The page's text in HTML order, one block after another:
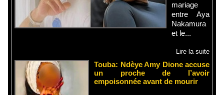
mariage
entre Aya
Nakamura
et le...
Lire la suite
Touba: Ndèye Amy Dione accuse
un proche de l’avoir
empoisonnée avant de mourir